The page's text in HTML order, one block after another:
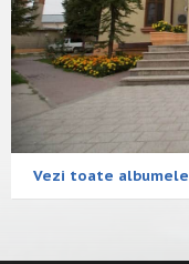
Vezi toate albumele